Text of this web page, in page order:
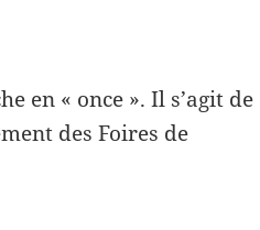
en « once ». Il s’agit de
des Foires de